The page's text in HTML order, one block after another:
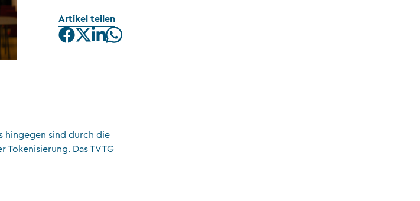
Artikel teilen
hingegen sind durch die
Das TVTG